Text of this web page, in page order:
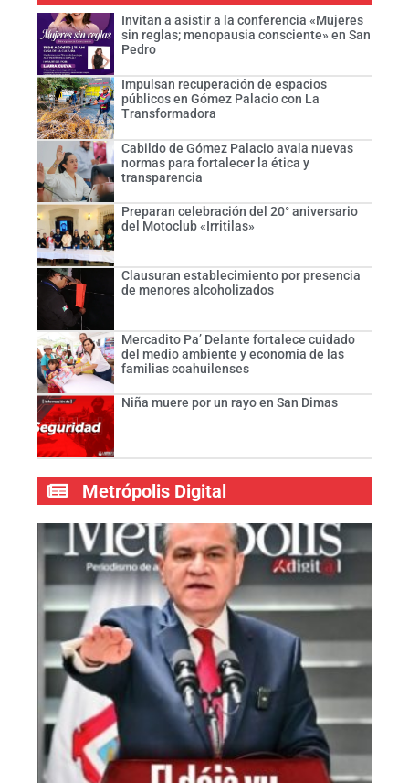
Invitan a asistir a la conferencia «Mujeres
sin reglas; menopausia consciente» en San
Pedro
Impulsan recuperación de espacios
públicos en Gómez Palacio con La
Transformadora
Cabildo de Gómez Palacio avala nuevas
normas para fortalecer la ética y
transparencia
Preparan celebración del 20° aniversario
del Motoclub «Irritilas»
Clausuran establecimiento por presencia
de menores alcoholizados
Mercadito Pa’ Delante fortalece cuidado
del medio ambiente y economía de las
familias coahuilenses
Niña muere por un rayo en San Dimas
Metrópolis Digital